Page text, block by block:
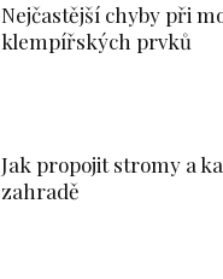
Nejčastější chyby při
klempířských prvků
Jak propojit stromy a
zahradě